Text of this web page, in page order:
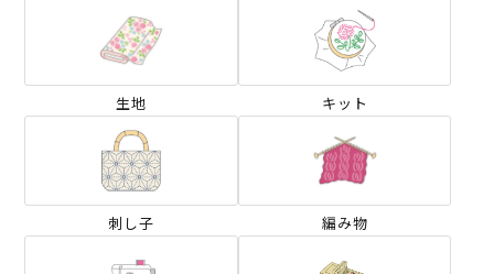
生地 キット
刺し子 編み物